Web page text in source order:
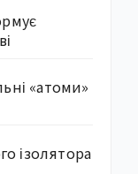
«атоми»
ізолятора